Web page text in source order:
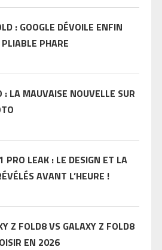
: GOOGLE DÉVOILE ENFIN
PHARE
: LA MAUVAISE NOUVELLE SUR
PRO LEAK : LE DESIGN ET LA
AVANT L’HEURE !
Z FOLD8 VS GALAXY Z FOLD8
EN 2026